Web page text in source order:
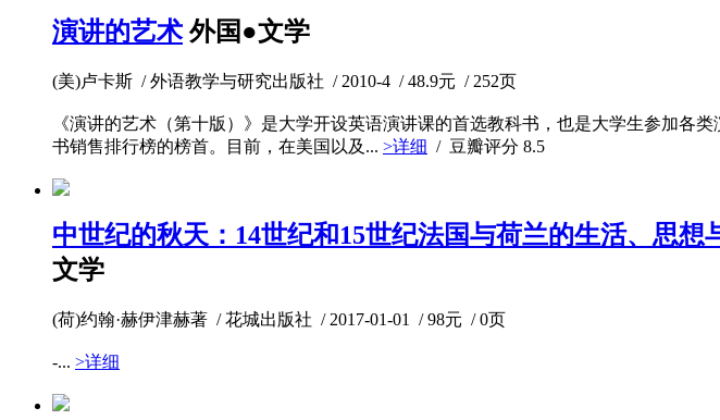
演讲的艺术 外国●文学
(美)卢卡斯 / 外语教学与研究出版社 / 2010-4 / 48.9元 / 252页
《演讲的艺术（第十版）》是大学开设英语演讲课的首选教科书，也是大学生参加各
书销售排行榜的榜首。目前，在美国以及... >详细 / 豆瓣评分 8.5
中世纪的秋天：14世纪和15世纪法国与荷兰的生活、思
文学
(荷)约翰·赫伊津赫著 / 花城出版社 / 2017-01-01 / 98元 / 0页
-... >详细